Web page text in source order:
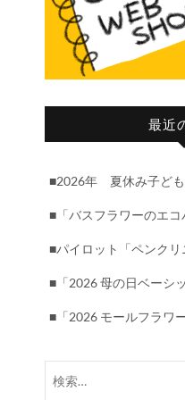
最近
■2026年 夏休み子ども
■「バスフラワーのエ
■パイロット「ペンク
■「2026 母の日ベーシ
■「2026 モールフラワ